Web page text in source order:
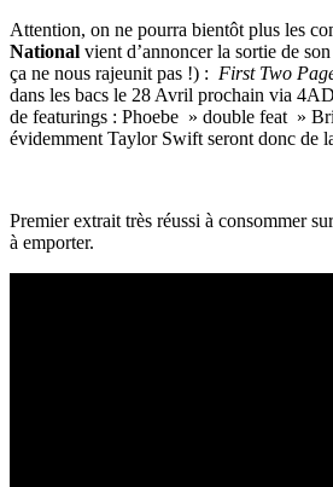
Attention, on ne pourra bientôt plus les
National vient d’annoncer la sortie de
ça ne nous rajeunit pas !) : First Two
dans les bacs le 28 Avril prochain via
de featurings : Phoebe » double feat »
évidemment Taylor Swift seront donc de
Premier extrait très réussi à consommer
à emporter.